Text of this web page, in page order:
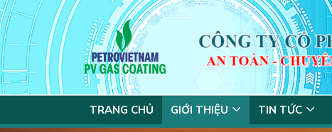
TRANG CHỦ GIỚI THIỆU TIN TỨC